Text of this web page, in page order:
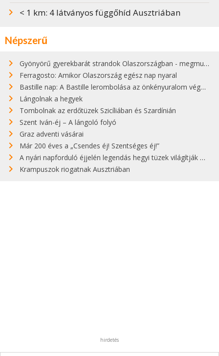
< 1 km: 4 látványos függőhíd Ausztriában
Népszerű
Gyönyörű gyerekbarát strandok Olaszországban - megmutatjuk a 15 legjobbat
Ferragosto: Amikor Olaszország egész nap nyaral
Bastille nap: A Bastille lerombolása az önkényuralom végét jelentette
Lángolnak a hegyek
Tombolnak az erdőtüzek Szicíliában és Szardínián
Szent Iván-éj – A lángoló folyó
Graz adventi vásárai
Már 200 éves a „Csendes éj! Szentséges éj!”
A nyári napforduló éjjelén legendás hegyi tüzek világítják meg Zugspitzét
Krampuszok riogatnak Ausztriában
hirdetés